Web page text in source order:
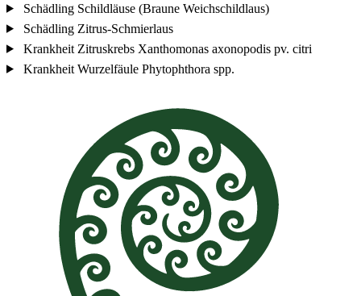
Schädling Schildläuse (Braune Weichschildlaus)
Schädling Zitrus-Schmierlaus
Krankheit Zitruskrebs Xanthomonas axonopodis pv. citri
Krankheit Wurzelfäule Phytophthora spp.